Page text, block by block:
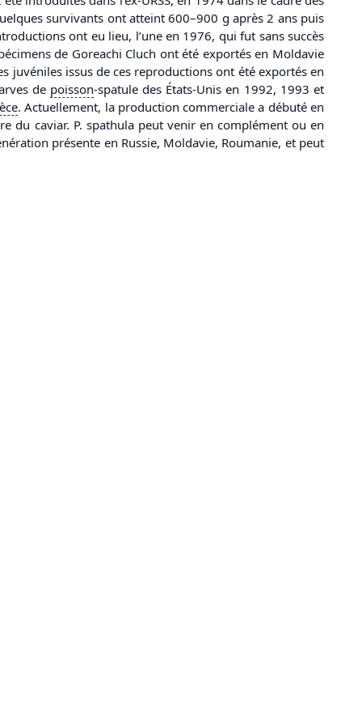
survivants ont atteint 600–900 g après 2 ans puis
ont eu lieu, l’une en 1976, qui fut sans succès
de Goreachi Cluch ont été exportés en Moldavie
juvéniles issus de ces reproductions ont été exportés en
de poisson-spatule des États-Unis en 1992, 1993 et
. Actuellement, la production commerciale a débuté en
du caviar. P. spathula peut venir en complément ou en
présente en Russie, Moldavie, Roumanie, et peut